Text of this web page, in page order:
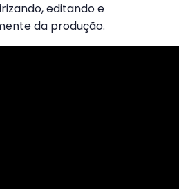
editando e
da produção.